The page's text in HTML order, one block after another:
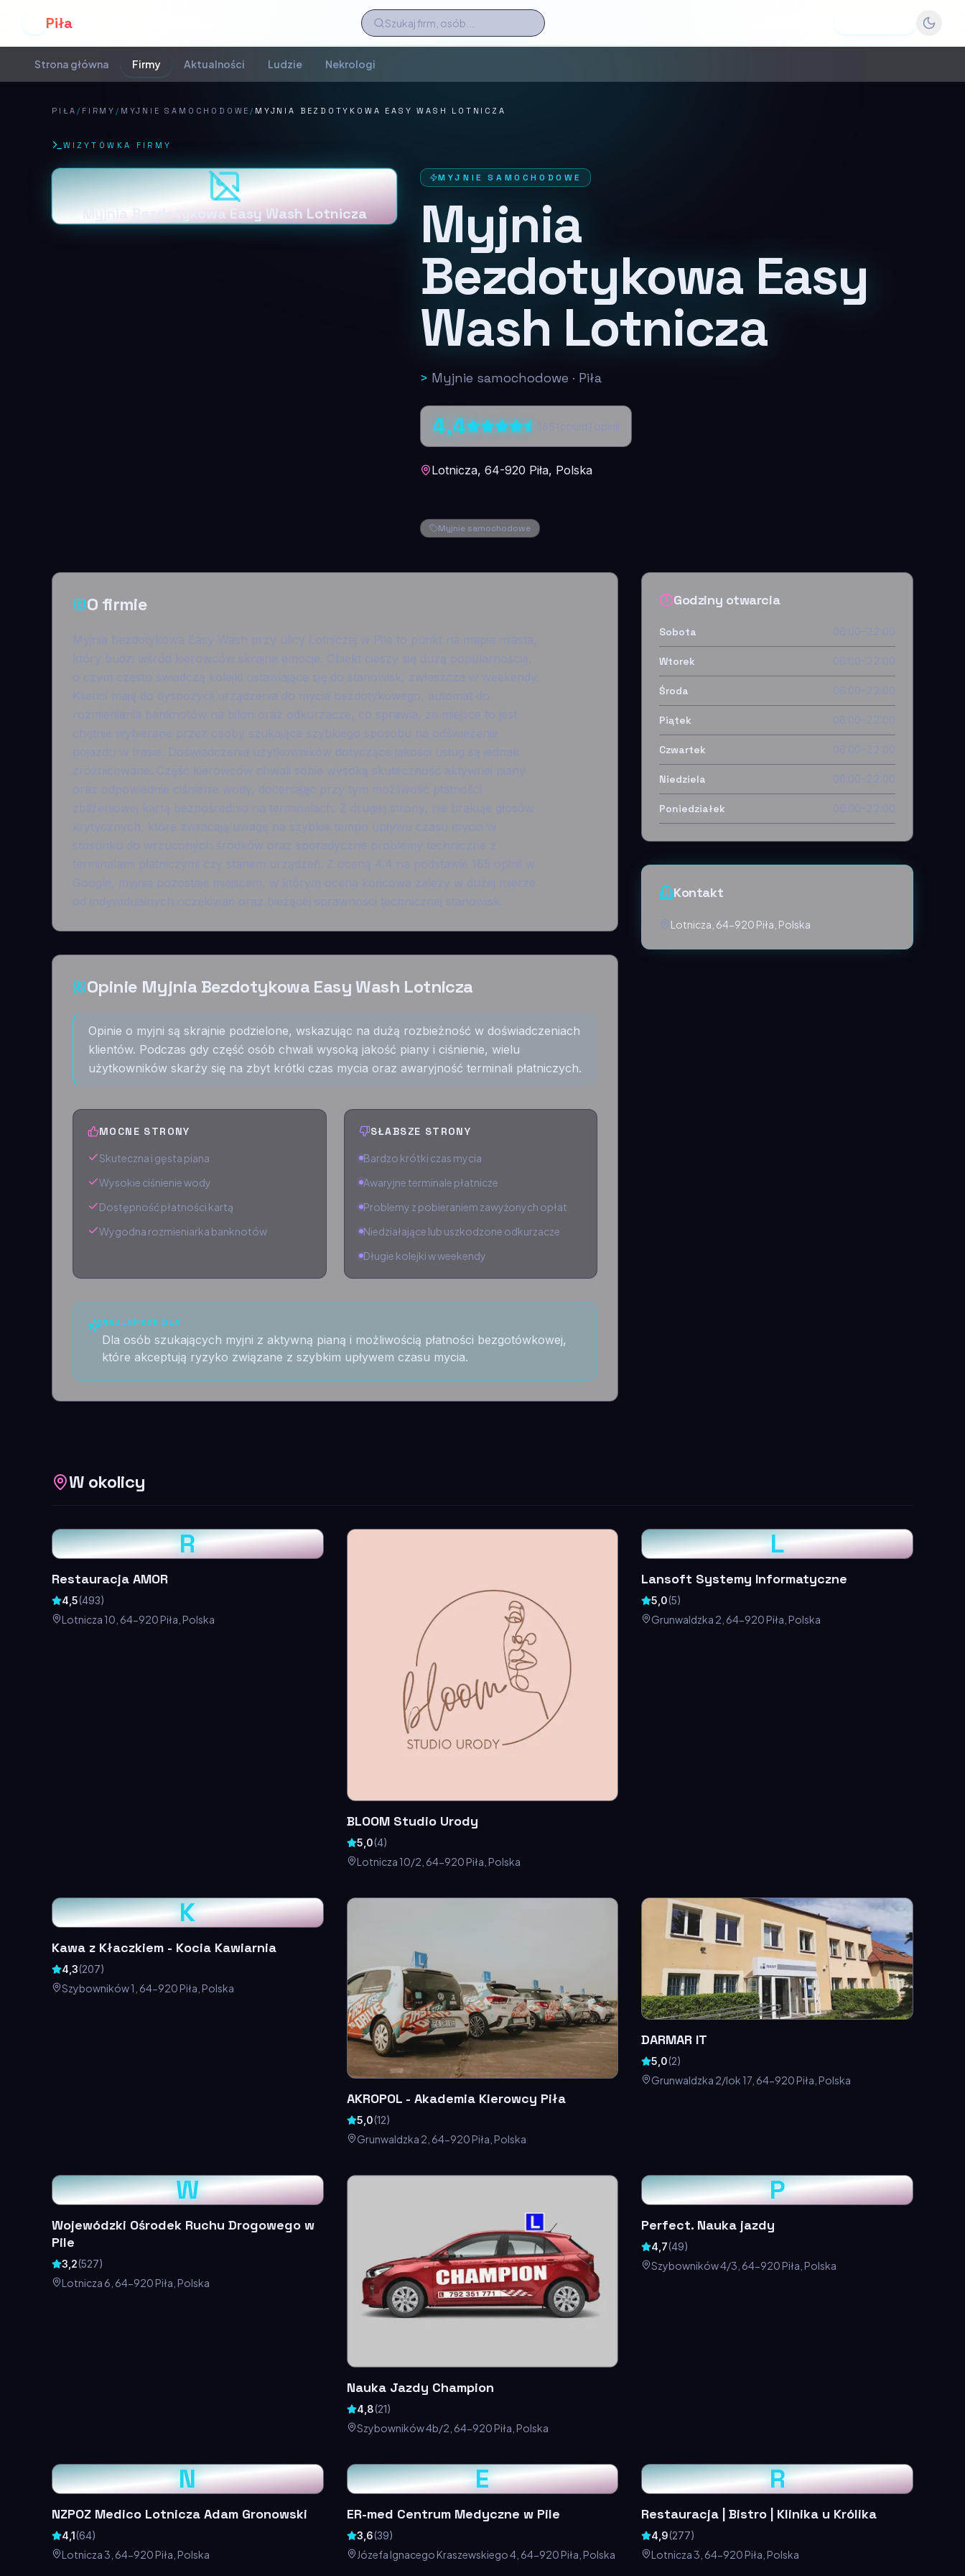
Piła
Strona główna Firmy Aktualności Ludzie Nekrologi
PIŁA / FIRMY / MYJNIE SAMOCHODOWE / MYJNIA BEZDOTYKOWA EASY WASH LOTNICZA
WIZYTÓWKA FIRMY
Myjnia Bezdotykowa Easy Wash Lotnicza
MYJNIE SAMOCHODOWE
Myjnia
Bezdotykowa Easy
Wash Lotnicza
> Myjnie samochodowe · Piła
4,4
Lotnicza, 64-920 Piła, Polska
Myjnie samochodowe
O firmie
Opinie Myjnia Bezdotykowa Easy Wash Lotnicza
Opinie o myjni są skrajnie podzielone, wskazując na dużą rozbieżność w doświadczeniach
klientów. Podczas gdy część osób chwali wysoką jakość piany i ciśnienie, wielu
użytkowników skarży się na zbyt krótki czas mycia oraz awaryjność terminali płatniczych.
MOCNE STRONY
Skuteczna i gęsta piana
Wysokie ciśnienie wody
Dostępność płatności kartą
Wygodna rozmieniarka banknotów
SŁABSZE STRONY
Bardzo krótki czas mycia
Awaryjne terminale płatnicze
Problemy z pobieraniem zawyżonych opłat
Niedziałające lub uszkodzone odkurzacze
Długie kolejki w weekendy
NAJLEPSZE DLA
Dla osób szukających myjni z aktywną pianą i możliwością płatności bezgotówkowej,
które akceptują ryzyko związane z szybkim upływem czasu mycia.
Godziny otwarcia
Sobota
Wtorek
Środa
Piątek
Czwartek
Niedziela
Poniedziałek
Kontakt
Lotnicza, 64-920 Piła, Polska
W okolicy
R
Restauracja AMOR
4,5(493)
Lotnicza 10, 64-920 Piła, Polska
BLOOM Studio Urody
5,0(4)
Lotnicza 10/2, 64-920 Piła, Polska
L
Lansoft Systemy Informatyczne
5,0(5)
Grunwaldzka 2, 64-920 Piła, Polska
K
Kawa z Kłaczkiem - Kocia Kawiarnia
4,3(207)
Szybowników 1, 64-920 Piła, Polska
AKROPOL - Akademia Kierowcy Piła
5,0(12)
Grunwaldzka 2, 64-920 Piła, Polska
DARMAR IT
5,0(2)
Grunwaldzka 2/lok 17, 64-920 Piła, Polska
W
Wojewódzki Ośrodek Ruchu Drogowego w
Pile
3,2(527)
Lotnicza 6, 64-920 Piła, Polska
Nauka Jazdy Champion
4,8(21)
Szybowników 4b/2, 64-920 Piła, Polska
P
Perfect. Nauka jazdy
4,7(49)
Szybowników 4/3, 64-920 Piła, Polska
N
NZPOZ Medico Lotnicza Adam Gronowski
4,1(64)
Lotnicza 3, 64-920 Piła, Polska
E
ER-med Centrum Medyczne w Pile
3,6(39)
Józefa Ignacego Kraszewskiego 4, 64-920 Piła, Polska
R
Restauracja | Bistro | Klinika u Królika
4,9(277)
Lotnicza 3, 64-920 Piła, Polska